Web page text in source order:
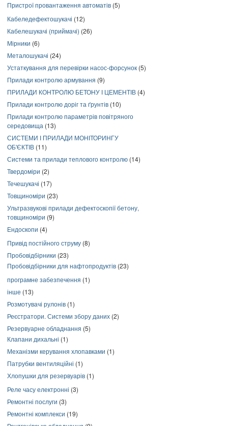
Пристрої провантаження автоматів (5)
Кабеледефектошукачі (12)
Кабелешукачі (приймачі) (26)
Мірники (6)
Металошукачі (24)
Устаткування для перевірки насос-форсунок (5)
Прилади контролю армування (9)
ПРИЛАДИ КОНТРОЛЮ БЕТОНУ І ЦЕМЕНТІВ (4)
Прилади контролю доріг та ґрунтів (10)
Прилади контролю параметрів повітряного
середовища (13)
СИСТЕМИ І ПРИЛАДИ МОНІТОРИНГУ
ОБ'ЄКТІВ (11)
Системи та прилади теплового контролю (14)
Твердоміри (2)
Течешукачі (17)
Товщиноміри (23)
Ультразвукові прилади дефектоскопії бетону,
товщиноміри (9)
Ендоскопи (4)
Привід постійного струму (8)
Пробовідбірники (23)
Пробовідбірники для нафтопродуктів (23)
програмне забезпечення (1)
інше (13)
Розмотувачі рулонів (1)
Реєстратори. Системи збору даних (2)
Резервуарне обладнання (5)
Клапани дихальні (1)
Механізми керування хлопавками (1)
Патрубки вентиляційні (1)
Хлопушки для резервуарів (1)
Реле часу електронні (3)
Ремонтні послуги (3)
Ремонтні комплекси (19)